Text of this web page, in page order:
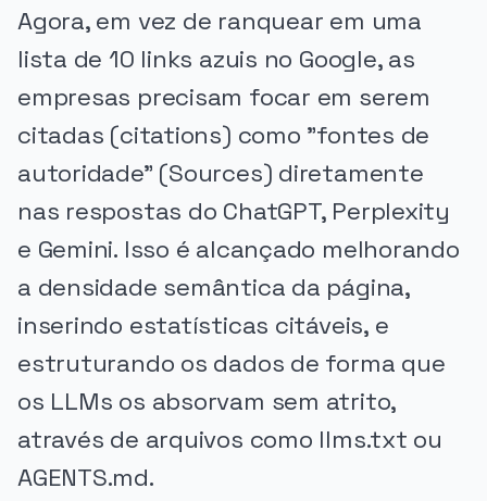
Agora, em vez de ranquear em uma
lista de 10 links azuis no Google, as
empresas precisam focar em serem
citadas (citations) como "fontes de
autoridade" (Sources) diretamente
nas respostas do ChatGPT, Perplexity
e Gemini. Isso é alcançado melhorando
a densidade semântica da página,
inserindo estatísticas citáveis, e
estruturando os dados de forma que
os LLMs os absorvam sem atrito,
através de arquivos como llms.txt ou
AGENTS.md.